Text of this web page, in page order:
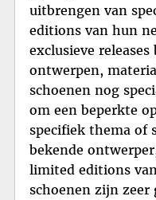
uitbrengen van
editions van hun
exclusieve
ontwerpen,
schoenen nog
om een beperkte
specifiek thema of
bekende
limited editions
schoenen zijn